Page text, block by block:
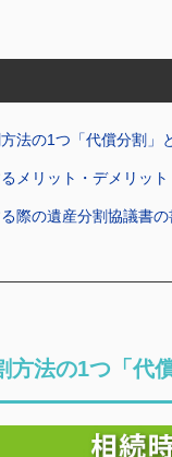
法の1つ「代償分割」
メリット・デメリット
際の遺産分割協議書の
方法の1つ「代